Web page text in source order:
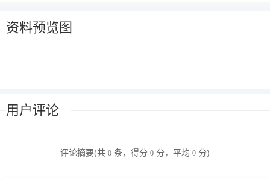
总共14节+13个常见问题
03.第三节放量与控本的区别与应用.mp4
05.第五节投放设置关键事项.mp4
06.第六节素材与标题设置.mp4
资料预览图
用户评论
评论摘要(共 0 条，得分 0 分，平均 0 分)